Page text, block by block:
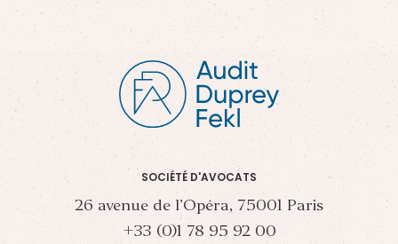
SOCIÉTÉ D'AVOCATS
26 avenue de l’Opéra, 75001 Paris
+33 (0)1 78 95 92 00